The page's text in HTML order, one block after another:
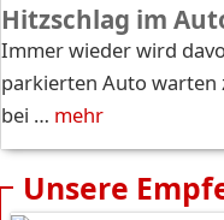
Hitzschlag im
Immer wieder wird
parkierten Auto warten
bei … mehr
Unsere